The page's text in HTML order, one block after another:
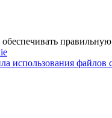
правильную
использования файлов